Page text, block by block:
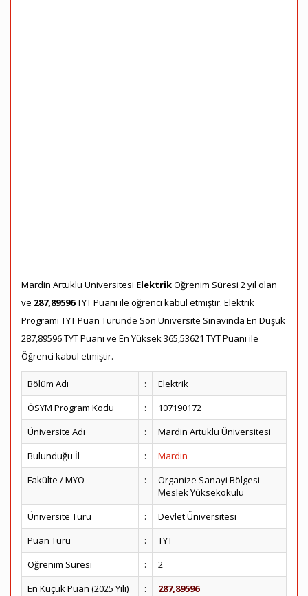
Mardin Artuklu Üniversitesi ElektrikÖğrenim Süresi 2 yıl olan
ve 287,89596TYT Puanı ile öğrenci kabul etmiştir. Elektrik
Programı TYT Puan Türünde Son Üniversite Sınavında En Düşük
287,89596 TYT Puanı ve En Yüksek 365,53621 TYT Puanı ile
Öğrenci kabul etmiştir.
Bölüm Adı :
Elektrik
ÖSYM Program Kodu
:
107190172
Üniversite Adı
:
Mardin Artuklu Üniversitesi
Bulunduğu İl
:
Mardin
Fakülte / MYO
:
Organize Sanayi Bölgesi
Meslek Yüksekokulu
Üniversite Türü
:
Devlet Üniversitesi
Puan Türü
:
TYT
Öğrenim Süresi
:
2
En Küçük Puan (2025 Yılı)
: 287,89596